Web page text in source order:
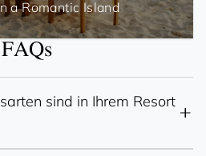
a Romantic Island
these exclusive
provided either before
your love story begin in
Faru Resort.
FAQs
sind in Ihrem Resort